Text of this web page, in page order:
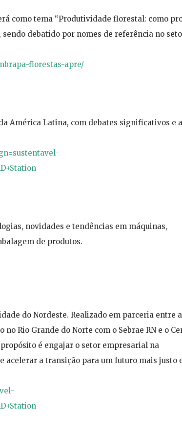
como tema “Produtividade florestal: como
debatido por nomes de referência no
florestas-apre/
América Latina, com debates significativos e
novidades e tendências em máquinas,
de produtos.
do Nordeste. Realizado em parceria entre a
Rio Grande do Norte com o Sebrae RN e o
é engajar o setor empresarial na
acelerar a transição para um futuro mais justo